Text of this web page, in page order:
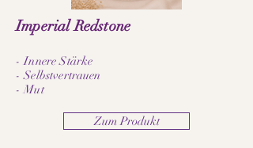
Imperial Redstone
- Innere Stärke
- Selbstvertrauen
- Mut
Zum Produkt